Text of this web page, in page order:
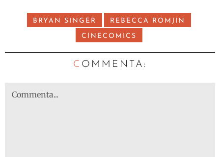
BRYAN SINGER REBECCA ROMJIN
CINECOMICS
C OMMENTA: